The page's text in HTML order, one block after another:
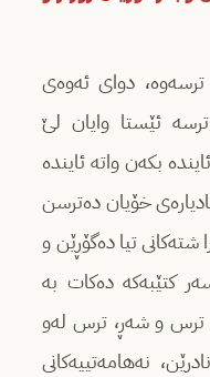
ترسەوە، دوای ئەوەی
ترسە ئێستا وایان لێ
بكەن واتە ئایندە
خۆیان دەترسن
تیا دەگۆڕێن و
كتێبەكە دەكات بە
و شەڕ، ترس لەو
نەھامەتییەكانی